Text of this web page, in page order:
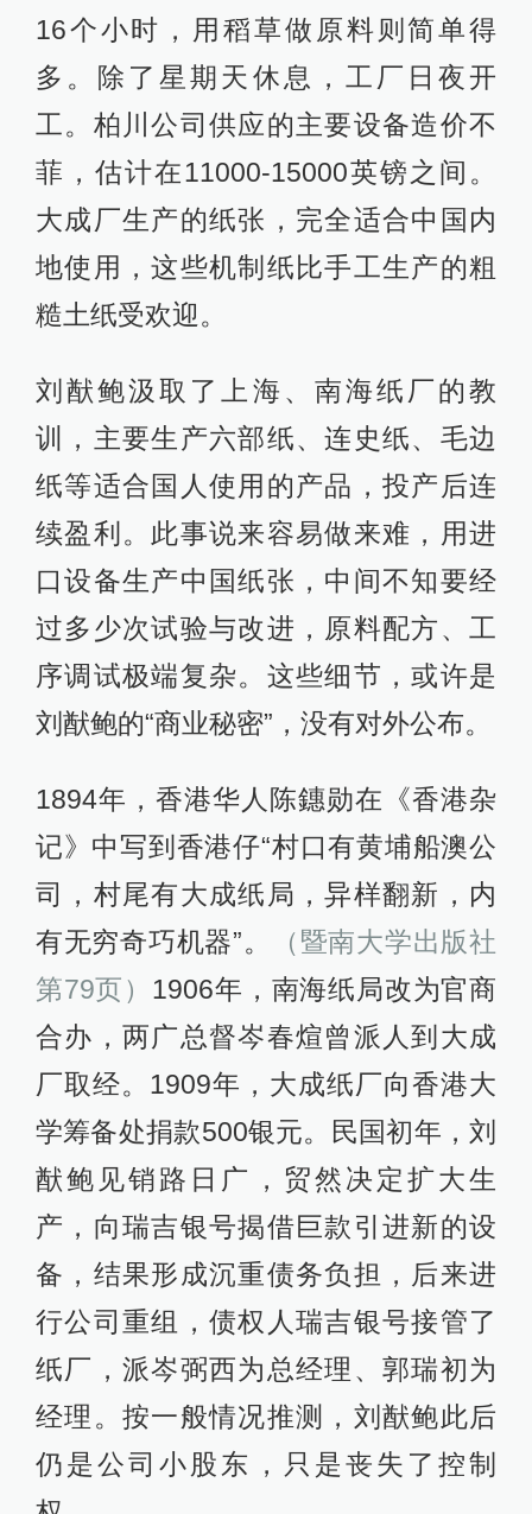
16个小时，用稻草做原料则简单得
多。除了星期天休息，工厂日夜开
工。柏川公司供应的主要设备造价不
菲，估计在11000-15000英镑之间。
大成厂生产的纸张，完全适合中国内
地使用，这些机制纸比手工生产的粗
糙土纸受欢迎。
刘猷鲍汲取了上海、南海纸厂的教
训，主要生产六部纸、连史纸、毛边
纸等适合国人使用的产品，投产后连
续盈利。此事说来容易做来难，用进
口设备生产中国纸张，中间不知要经
过多少次试验与改进，原料配方、工
序调试极端复杂。这些细节，或许是
刘猷鲍的“商业秘密”，没有对外公布。
1894年，香港华人陈鏸勋在《香港杂
记》中写到香港仔“村口有黄埔船澳公
司，村尾有大成纸局，异样翻新，内
有无穷奇巧机器”。
（暨南大学出版社
第79页） 1906年，南海纸局改为官商
合办，两广总督岑春煊曾派人到大成
厂取经。1909年，大成纸厂向香港大
学筹备处捐款500银元。民国初年，刘
猷鲍见销路日广，贸然决定扩大生
产，向瑞吉银号揭借巨款引进新的设
备，结果形成沉重债务负担，后来进
行公司重组，债权人瑞吉银号接管了
纸厂，派岑弼西为总经理、郭瑞初为
经理。按一般情况推测，刘猷鲍此后
仍是公司小股东，只是丧失了控制